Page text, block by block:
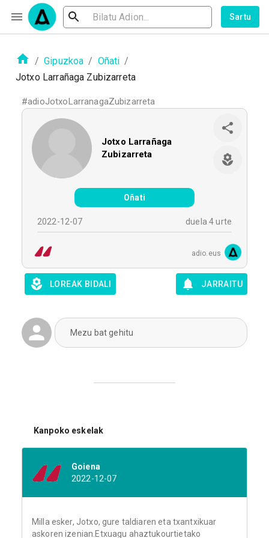
Sartu
/ Gipuzkoa / Oñati /
Jotxo Larrañaga Zubizarreta
#adioJotxoLarranagaZubizarreta
Jotxo Larrañaga
Zubizarreta
Oñati
2022-12-07 duela 4 urte
adio.eus
LOREAK BIDALI JARRAITU
Mezu bat gehitu
Kanpoko eskelak
Goiena
2022-12-07
Milla esker, Jotxo, gure taldiaren eta txantxikuar
askoren izenian.Etxuagu ahaztukourtietako